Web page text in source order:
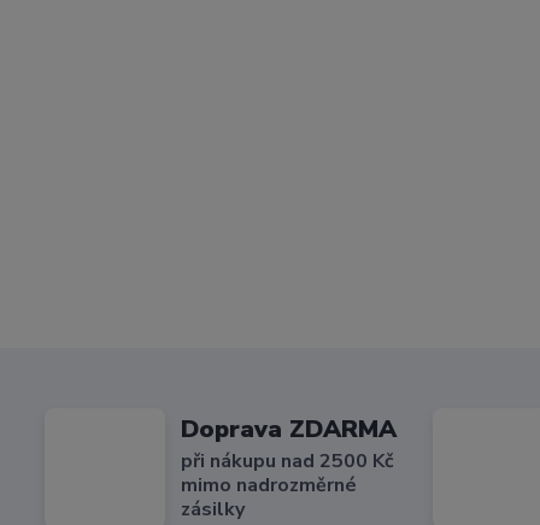
Doprava ZDARMA
při nákupu nad 2500 Kč
mimo nadrozměrné
zásilky